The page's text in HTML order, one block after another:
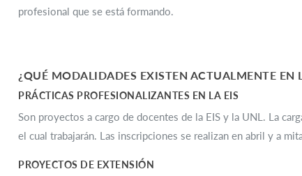
profesional que se está formando.
¿QUÉ MODALIDADES EXISTEN ACTUALMENTE EN
PRÁCTICAS PROFESIONALIZANTES EN LA EIS
Son proyectos a cargo de docentes de la EIS y la UNL. La
el cual trabajarán. Las inscripciones se realizan en abril y a
PROYECTOS DE EXTENSIÓN